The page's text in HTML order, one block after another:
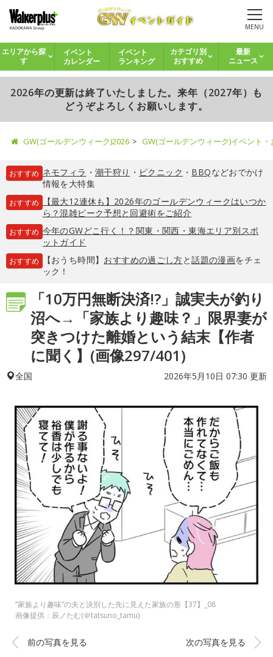
MENU
エリアから探
す
イベント
カレンダー
イベント
ランキング
カテゴリ別
おすすめ
最新
ニュース
2026年の更新は終了いたしました。来年（2027年）も
どうぞよろしくお願いします。
GW(ゴールデンウィーク)2026 GW(ゴールデンウィーク)イベント
おすすめ ネモフィラ ・ 潮干狩り ・ ピクニック ・ BBQなどおでかけ
情報を大特集
おすすめ
【最大12連休も】2026年のゴールデンウィークはいつか
ら？混雑ピーク予想と回避術をご紹介
おすすめ 今年のGWどこ行く！？関東・関西・東海エリア別スポ
ットガイド
おすすめ 【おうち時間】 おすすめの過ごし方と話題の漫画をチェ
ック！
「10万円無断決済!?」誠実夫が釣り
沼へ→「家族より趣味？」限界妻が
突きつけた離婚という結末【作者
に聞く】(画像297/401)
全国 2026年5月10日 07:30 更新
”家族より趣味”の夫と決別した先に見えた家族の形【37】_08
画像提供：辰ノたむ(＠tatsuno_tamu)
前の写真を見る 次の写真を見る